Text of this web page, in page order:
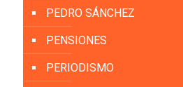
PEDRO SÁNCHEZ
PENSIONES
PERIODISMO